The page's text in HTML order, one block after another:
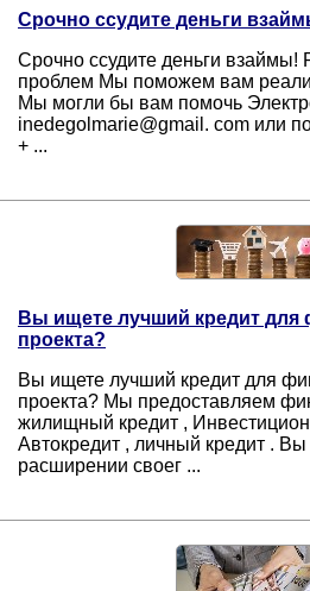
Срочно ссудите деньги
Срочно ссудите деньги
проблем Мы поможем вам
Мы могли бы вам помочь
inedegolmarie@gmail. com или
+ ...
Вы ищете лучший кредит для
проекта?
Вы ищете лучший кредит для
проекта? Мы предоставляем
жилищный кредит ,
Автокредит , личный кредит .
расширении своег ...